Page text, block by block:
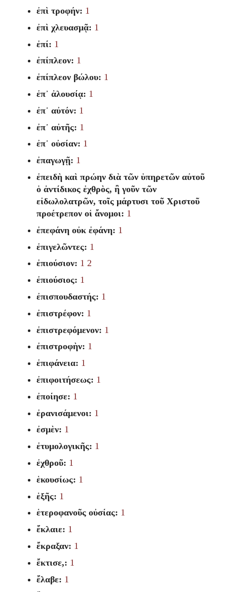
ἐπὶ τροφήν: 1
ἐπὶ χλευασμᾷ: 1
ἐπί: 1
ἐπίπλεον: 1
ἐπίπλεον βώλου: 1
ἐπ᾽ ἀλουσίᾳ: 1
ἐπ᾽ αὐτόν: 1
ἐπ᾽ αὐτῆς: 1
ἐπ᾽ οὐσίαν: 1
ἐπαγωγῇ: 1
ἐπειδὴ καὶ πρώην διὰ τῶν ὑπηρετῶν αὐτοῦ
ὁ ἀντίδικος ἐχθρὸς, ἢ γοῦν τῶν
εἰδωλολατρῶν, τοῖς μάρτυσι τοῦ Χριστοῦ
προέτρεπον οἱ ἄνομοι: 1
ἐπεφάνη οὐκ ἐφάνη: 1
ἐπιγελῶντες: 1
ἐπιούσιον: 1 2
ἐπιούσιος: 1
ἐπισπουδαστής: 1
ἐπιστρέφον: 1
ἐπιστρεφόμενον: 1
ἐπιστροφὴν: 1
ἐπιφάνεια: 1
ἐπιφοιτήσεως: 1
ἐποίησε: 1
ἐρανισάμενοι: 1
ἐσμὲν: 1
ἐτυμολογικῆς: 1
ἐχθροῦ: 1
ἑκουσίως: 1
ἑξῆς: 1
ἑτεροφανοῦς οὐσίας: 1
ἔκλαιε: 1
ἔκραξαν: 1
ἔκτισε,: 1
ἔλαβε: 1